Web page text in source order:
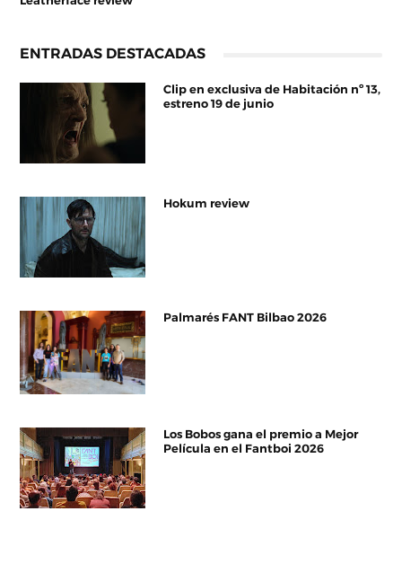
ENTRADAS DESTACADAS
Clip en exclusiva de Habitación nº 13,
estreno 19 de junio
Hokum review
Palmarés FANT Bilbao 2026
Los Bobos gana el premio a Mejor
Película en el Fantboi 2026